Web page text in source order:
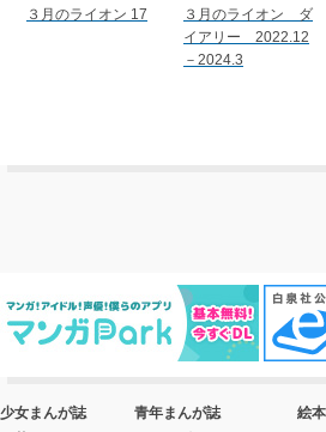
３月のライオン 17
３月のライオン ダ
イアリー 2022.12
－2024.3
少女まんが誌
青年まんが誌
絵